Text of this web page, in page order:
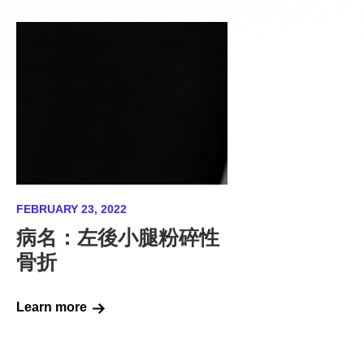
FEBRUARY 23, 2022
病名：左後小腿粉碎性
骨折
Learn more